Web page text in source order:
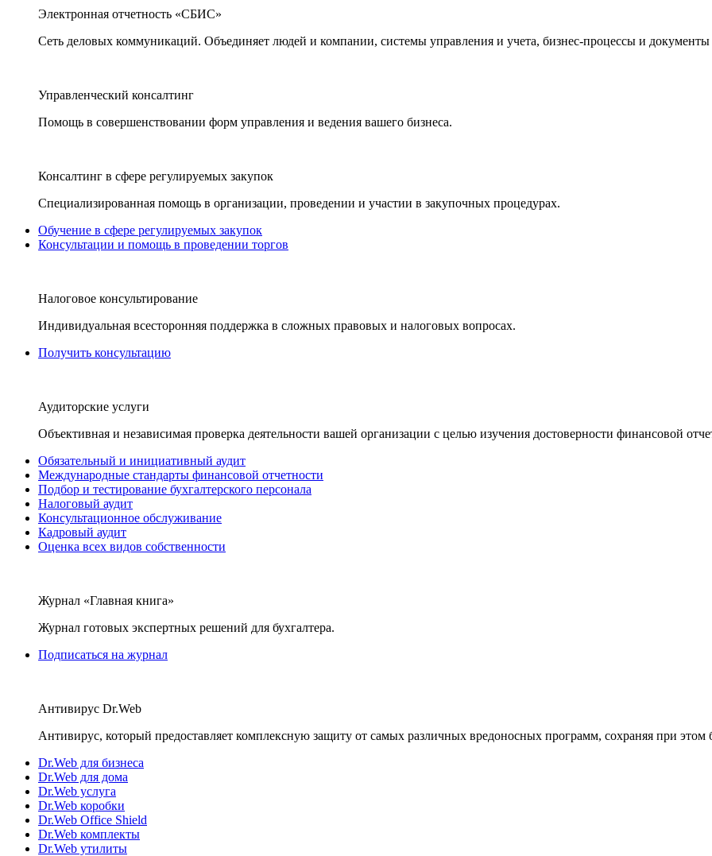
Электронная отчетность «СБИС»
Сеть деловых коммуникаций. Объединяет людей и компании, системы управления и учета, бизнес-процессы и документы
Управленческий консалтинг
Помощь в совершенствовании форм управления и ведения вашего бизнеса.
Консалтинг в сфере регулируемых закупок
Специализированная помощь в организации, проведении и участии в закупочных процедурах.
Обучение в сфере регулируемых закупок
Консультации и помощь в проведении торгов
Налоговое консультирование
Индивидуальная всесторонняя поддержка в сложных правовых и налоговых вопросах.
Получить консультацию
Аудиторские услуги
Объективная и независимая проверка деятельности вашей организации с целью изучения достоверности финансовой
Обязательный и инициативный аудит
Международные стандарты финансовой отчетности
Подбор и тестирование бухгалтерского персонала
Налоговый аудит
Консультационное обслуживание
Кадровый аудит
Оценка всех видов собственности
Журнал «Главная книга»
Журнал готовых экспертных решений для бухгалтера.
Подписаться на журнал
Антивирус Dr.Web
Антивирус, который предоставляет комплексную защиту от самых различных вредоносных программ, сохраняя при этом
Dr.Web для бизнеса
Dr.Web для дома
Dr.Web услуга
Dr.Web коробки
Dr.Web Office Shield
Dr.Web комплекты
Dr.Web утилиты